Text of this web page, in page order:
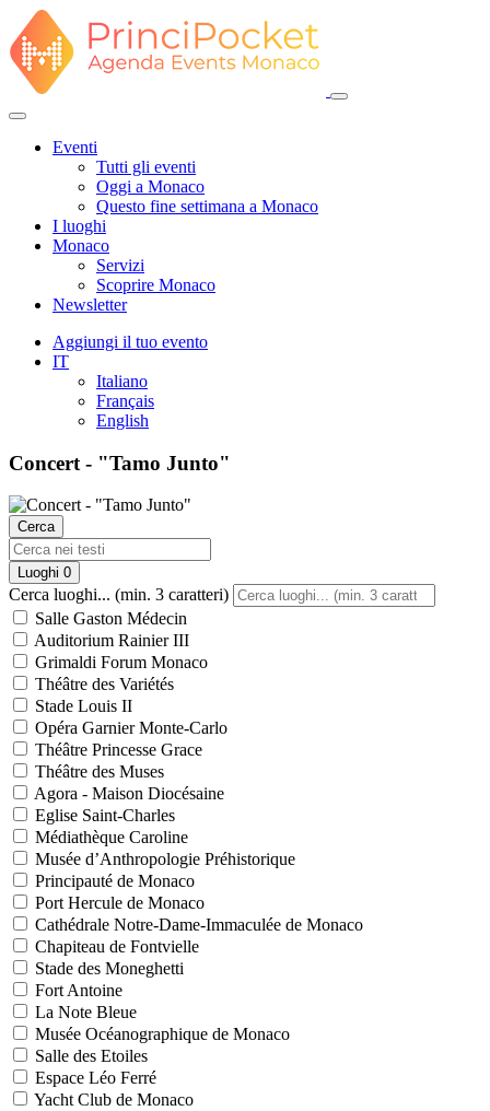
Eventi
Tutti gli eventi
Oggi a Monaco
Questo fine settimana a Monaco
I luoghi
Monaco
Servizi
Scoprire Monaco
Newsletter
Aggiungi il tuo evento
IT
Italiano
Français
English
Concert - "Tamo Junto"
Cerca
Luoghi 0
Cerca luoghi... (min. 3 caratteri)
Salle Gaston Médecin
Auditorium Rainier III
Grimaldi Forum Monaco
Théâtre des Variétés
Stade Louis II
Opéra Garnier Monte-Carlo
Théâtre Princesse Grace
Théâtre des Muses
Agora - Maison Diocésaine
Eglise Saint-Charles
Médiathèque Caroline
Musée d’Anthropologie Préhistorique
Principauté de Monaco
Port Hercule de Monaco
Cathédrale Notre-Dame-Immaculée de Monaco
Chapiteau de Fontvielle
Stade des Moneghetti
Fort Antoine
La Note Bleue
Musée Océanographique de Monaco
Salle des Etoiles
Espace Léo Ferré
Yacht Club de Monaco